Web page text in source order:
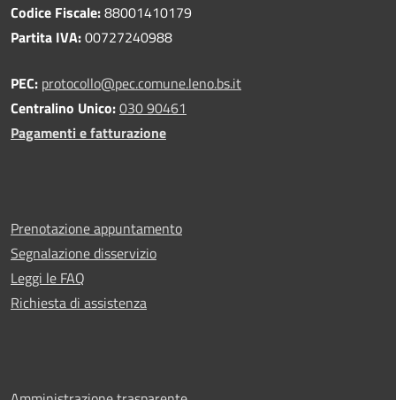
Codice Fiscale:88001410179
Partita IVA:00727240988
PEC: protocollo@pec.comune.leno.bs.it
Centralino Unico:030 90461
Pagamenti e fatturazione
Prenotazione appuntamento
Segnalazione disservizio
Leggi le FAQ
Richiesta di assistenza